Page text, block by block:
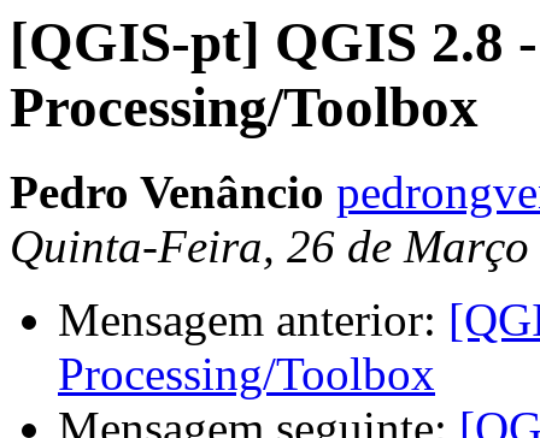
[QGIS-pt] QGIS 2.8
Processing/Toolbox
Pedro Venâncio
Quinta-Feira, 26 de
Mensagem anterior:
Processing/Toolbox